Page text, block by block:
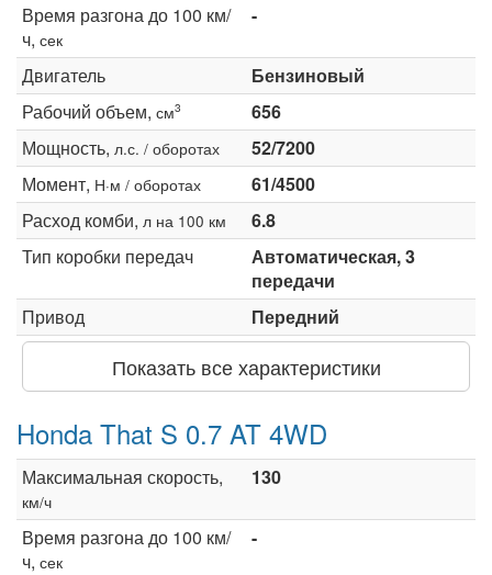
Время разгона до 100 км/
ч, сек
-
Двигатель
Бензиновый
Рабочий объем, см3
656
Мощность, л.с. / оборотах
52/7200
Момент, Н·м / оборотах
61/4500
Расход комби, л на 100 км
6.8
Тип коробки передач
Автоматическая, 3
передачи
Привод
Передний
Показать все характеристики
Honda That S 0.7 AT 4WD
Максимальная скорость,
км/ч
130
Время разгона до 100 км/
ч, сек
-